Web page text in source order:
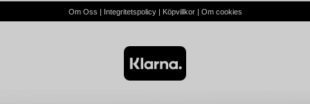
Om Oss | Integritetspolicy| Köpvillkor| Om cookies